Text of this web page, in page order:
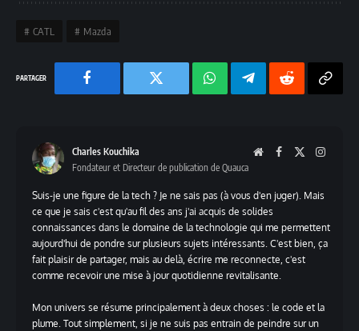
CATL Mazda
Facebook Twitter
Chaine
TelegramReddit
Charles Kouchika WebsiteFacebook
Fondateur et Directeur de publication de Quauca
Suis-je une figure de la tech ? Je ne sais pas (à vous d'en juger). Mais
ce que je sais c'est qu'au fil des ans j'ai acquis de solides
connaissances dans le domaine de la technologie qui me permettent
aujourd'hui de pondre sur plusieurs sujets intéressants. C'est bien, ça
fait plaisir de partager, mais au delà, écrire me reconnecte, c'est
comme recevoir une mise à jour quotidienne revitalisante.
Mon univers se résume principalement à deux choses : le code et la
plume. Tout simplement, si je ne suis pas entrain de peindre sur un